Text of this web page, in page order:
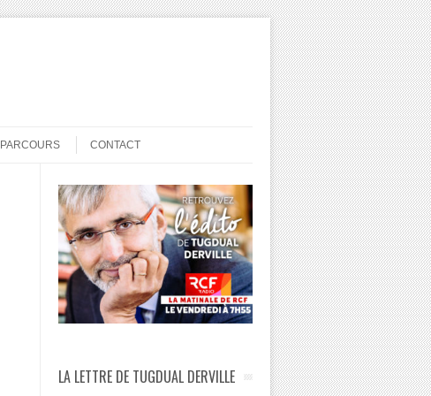
PARCOURS CONTACT
LA LETTRE DE TUGDUAL DERVILLE